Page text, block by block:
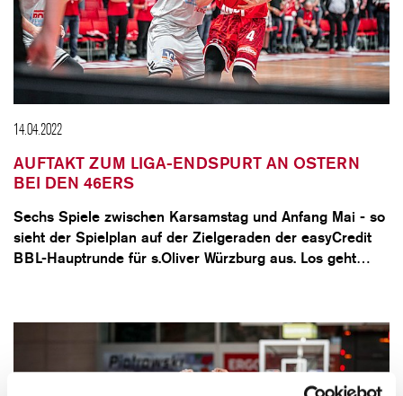
14.04.2022
AUFTAKT ZUM LIGA-ENDSPURT AN OSTERN
BEI DEN 46ERS
Sechs Spiele zwischen Karsamstag und Anfang Mai - so
sieht der Spielplan auf der Zielgeraden der easyCredit
BBL-Hauptrunde für s.Oliver Würzburg aus. Los geht…